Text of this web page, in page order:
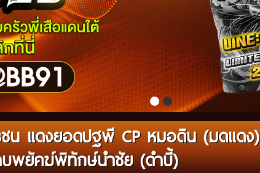
น แดงยอดปฐพี CP หมอดิน (มดแดง)
บพยัคฆ์พิทักษ์นำชัย (ดำบี้)